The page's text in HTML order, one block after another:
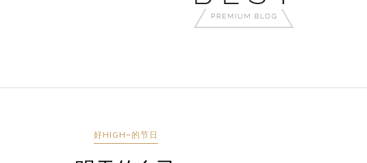
好HIGH~的节日